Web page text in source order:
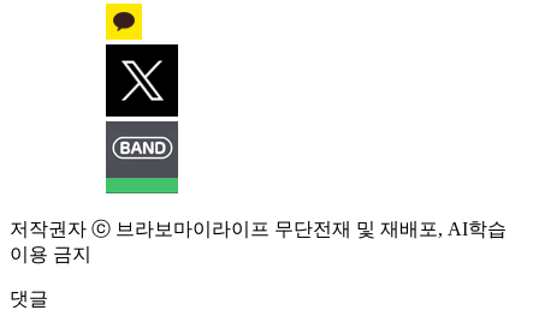
저작권자 ⓒ 브라보마이라이프 무단전재 및 재배포, AI학습
이용 금지
댓글